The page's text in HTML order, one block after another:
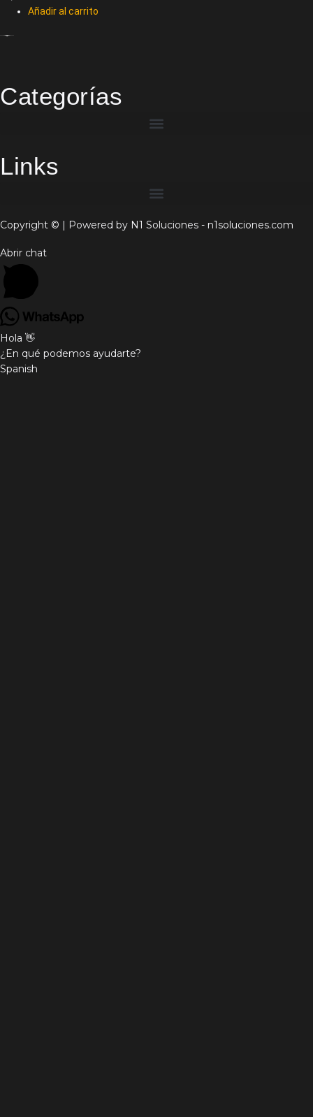
Añadir al carrito
Categorías
Links
Copyright © | Powered by N1 Soluciones - n1soluciones.com
Abrir chat
Hola 👋
¿En qué podemos ayudarte?
Spanish